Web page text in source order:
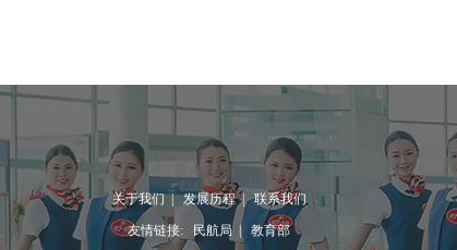
关于我们|发展历程|联系我们
友情链接: 民航局| 教育部